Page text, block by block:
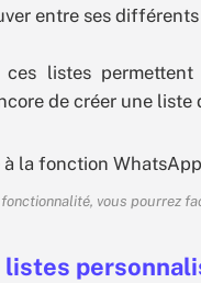
entre ses
ces listes
de créer une
fonctionnalité, vous pourrez